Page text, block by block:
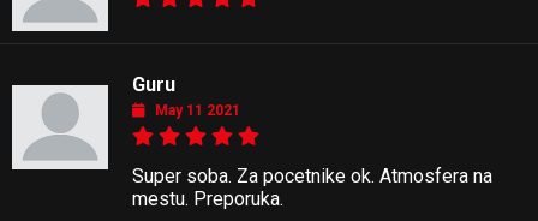
Guru
May 11 2021
Super soba. Za pocetnike ok. Atmosfera na
mestu. Preporuka.